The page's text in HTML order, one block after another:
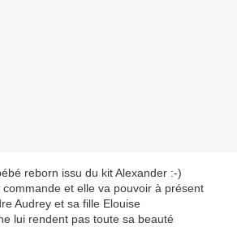
reborn issu du kit Alexander :-)
et elle va pouvoir à présent
Audrey et sa fille Elouise
lui rendent pas toute sa beauté